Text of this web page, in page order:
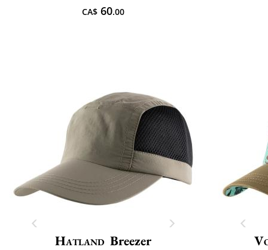
CA$ 60.00
Hatland Breezer